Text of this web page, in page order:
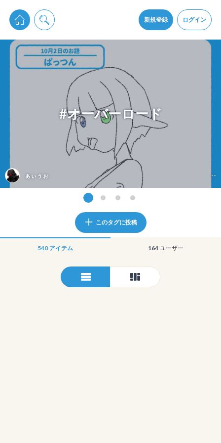
新規登録 ログイン
pixiv Sketchは2024年5月28日付で プライパシーポリシーを改定しました。
通知を受け取るにはここをクリックします
pixiv Sketchアプリでさらに快適に！
アプリをインストール
#オーバーロード
ぁぃぅぉ --
このタグに投稿
540 アイテム 164 ユーザー